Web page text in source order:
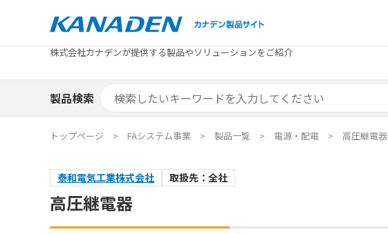
カテゴリから探す メーカーから探す
エリア別おすすめ製品 特集
カタログ・技術資料
補助金検索システム 補助金対象製品一覧
トピックス お役立ちコラム
製品検索
株式会社カナデンが提供する製品やソリューションをご紹介
カテゴリから探す メーカーから探す
エリア別おすすめ製品
補助金検索システム 補助金対象製品一覧
トピックス お役立ちコラム
製品検索
トップページ FAシステム事業 製品一覧 電源・配電 高圧継電器
泰和電気工業株式会社 取扱先：全社
高圧継電器